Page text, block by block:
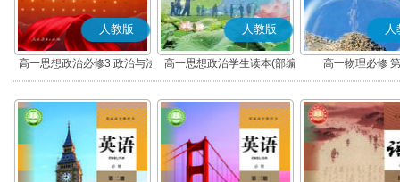
人教版
高一思想政治必修3 政治与法
治(部编版)
人教版
高一思想政治学生读本(部编
版)
人
高一物理必修